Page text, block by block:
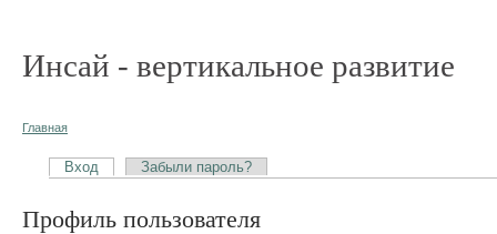
Инсай - вертикальное развитие
Главная
Вход Забыли пароль?
Профиль пользователя